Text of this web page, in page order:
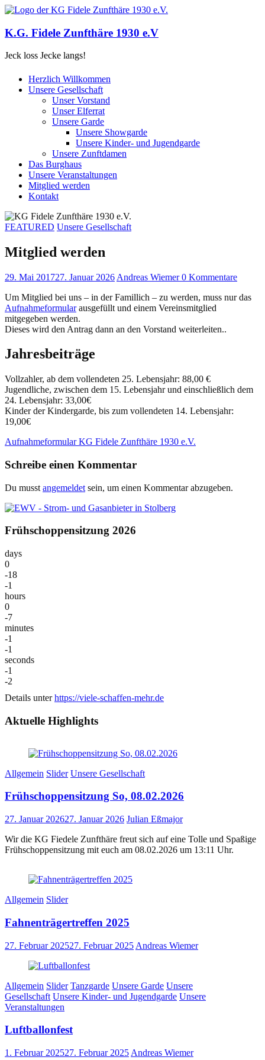
K.G. Fidele Zunfthäre 1930 e.V
Jeck loss Jecke langs!
Herzlich Willkommen
Unsere Gesellschaft
Unser Vorstand
Unser Elferrat
Unsere Garde
Unsere Showgarde
Unsere Kinder- und Jugendgarde
Unsere Zunftdamen
Das Burghaus
Unsere Veranstaltungen
Mitglied werden
Kontakt
FEATURED Unsere Gesellschaft
Mitglied werden
29. Mai 201727. Januar 2026 Andreas Wiemer0 Kommentare
Um Mitglied bei uns – in der Famillich – zu werden, muss nur das
Aufnahmeformularausgefüllt und einem Vereinsmitglied
mitgegeben werden.
Dieses wird den Antrag dann an den Vorstand weiterleiten..
Jahresbeiträge
Vollzahler, ab dem vollendeten 25. Lebensjahr: 88,00 €
Jugendliche, zwischen dem 15. Lebensjahr und einschließlich dem
24. Lebensjahr: 33,00€
Kinder der Kindergarde, bis zum vollendeten 14. Lebensjahr:
19,00€
Aufnahmeformular KG Fidele Zunfthäre 1930 e.V.
Schreibe einen Kommentar
Du musst angemeldet sein, um einen Kommentar abzugeben.
Frühschoppensitzung 2026
days
0
-18
-1
hours
0
-7
minutes
-1
-1
seconds
-1
-2
Details unterhttps://viele-schaffen-mehr.de
Aktuelle Highlights
Allgemein Slider Unsere Gesellschaft
Frühschoppensitzung So, 08.02.2026
27. Januar 202627. Januar 2026 Julian Eßmajor
Wir die KG Fiedele Zunfthäre freut sich auf eine Tolle und Spaßige
Frühschoppensitzung mit euch am 08.02.2026 um 13:11 Uhr.
Allgemein Slider
Fahnenträgertreffen 2025
27. Februar 202527. Februar 2025 Andreas Wiemer
Allgemein Slider Tanzgarde Unsere Garde Unsere
Gesellschaft Unsere Kinder- und Jugendgarde Unsere
Veranstaltungen
Luftballonfest
1. Februar 202527. Februar 2025 Andreas Wiemer